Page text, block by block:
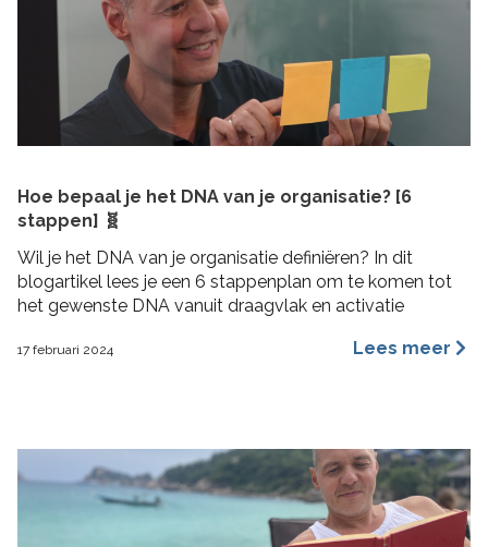
Hoe bepaal je het DNA van je organisatie? [6
stappen] 🧬
Wil je het DNA van je organisatie definiëren? In dit
blogartikel lees je een 6 stappenplan om te komen tot
het gewenste DNA vanuit draagvlak en activatie
17 februari 2024 Lees meer